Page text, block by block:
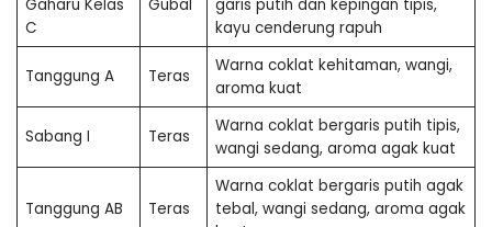
Gaharu Kelas
C
Gubal
garis putih dan kepingan tipis,
kayu cenderung rapuh
Tanggung A Teras
Warna coklat kehitaman, wangi,
aroma kuat
Sabang I Teras
Warna coklat bergaris putih tipis,
wangi sedang, aroma agak kuat
Tanggung AB Teras
Warna coklat bergaris putih agak
tebal, wangi sedang, aroma agak